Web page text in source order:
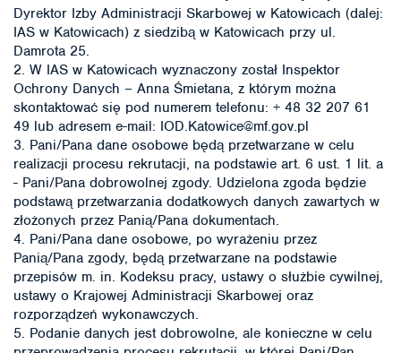
Dyrektor Izby Administracji Skarbowej w Katowicach (dalej:
IAS w Katowicach) z siedzibą w Katowicach przy ul.
Damrota 25.
2. W IAS w Katowicach wyznaczony został Inspektor
Ochrony Danych – Anna Śmietana, z którym można
skontaktować się pod numerem telefonu: + 48 32 207 61
49 lub adresem e-mail: IOD.Katowice@mf.gov.pl
3. Pani/Pana dane osobowe będą przetwarzane w celu
realizacji procesu rekrutacji, na podstawie art. 6 ust. 1 lit. a
- Pani/Pana dobrowolnej zgody. Udzielona zgoda będzie
podstawą przetwarzania dodatkowych danych zawartych w
złożonych przez Panią/Pana dokumentach.
4. Pani/Pana dane osobowe, po wyrażeniu przez
Panią/Pana zgody, będą przetwarzane na podstawie
przepisów m. in. Kodeksu pracy, ustawy o służbie cywilnej,
ustawy o Krajowej Administracji Skarbowej oraz
rozporządzeń wykonawczych.
5. Podanie danych jest dobrowolne, ale konieczne w celu